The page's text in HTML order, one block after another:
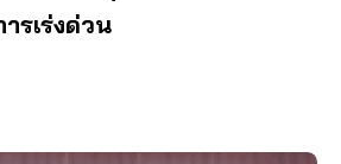
รเร่งด่วน